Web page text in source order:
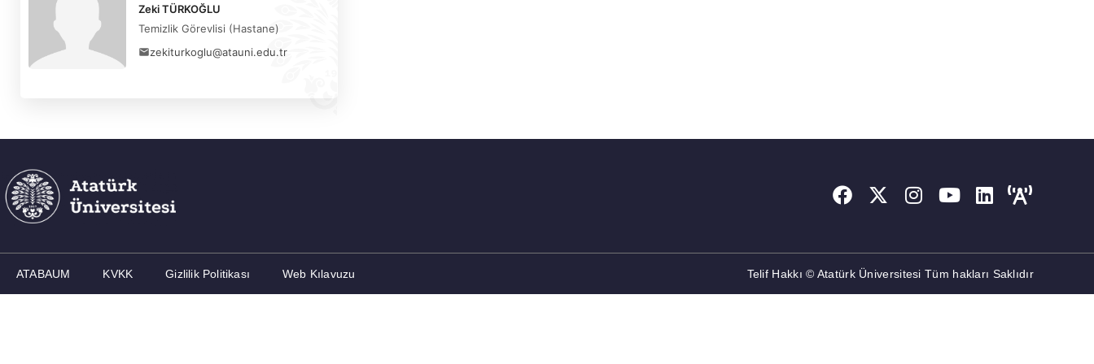
Zeki TÜRKOĞLU
Temizlik Görevlisi (Hastane)
zekiturkoglu@atauni.edu.tr
ATABAUM KVKK Gizlilik Politikası Web Kılavuzu Telif Hakkı © Atatürk Üniversitesi Tüm hakları Saklıdır